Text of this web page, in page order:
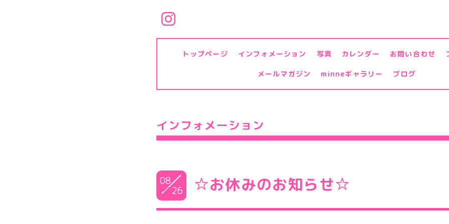
トップページ インフォメーション 写真 カレンダー お問い合わせ
メールマガジン minneギャラリー ブログ
インフォメーション
08
26 ☆お休みのお知らせ☆